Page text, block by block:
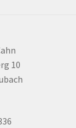
10